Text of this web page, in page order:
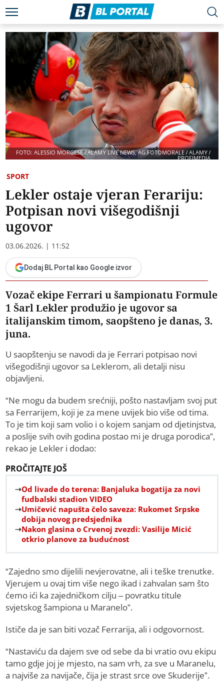
FOTO: ALESSIO MORGESE / ALAMY LIVE NEWS, AG.FOTOMORALE / ALAMY /
PROFIMEDIA
SPORT
Lekler ostaje vjeran Ferariju:
Potpisan novi višegodišnji
ugovor
03.06.2026. | 11:52
Dodaj BL Portal kao Google izvor
Vozač ekipe Ferrari u šampionatu Formule
1 Šarl Lekler produžio je ugovor sa
italijanskim timom, saopšteno je danas, 3.
juna.
U saopštenju se navodi da je Ferrari potpisao novi
višegodišnji ugovor sa Leklerom, ali detalji nisu
objavljeni.
“Ne mogu da budem srećniji, pošto nastavljam svoj put
sa Ferrarijem, koji je za mene uvijek bio više od tima.
To je tim koji sam volio i o kojem sanjam od djetinjstva,
a poslije svih ovih godina postao mi je druga porodica”,
rekao je Lekler i dodao:
PROČITAJTE JOŠ
Od livade do terena: Banjaluka bogatija za novi
fudbalski stadion VIDEO
Umičević napušta čelo saveza: Rukomet Srpske
dobija novog predsjednika
Nakon glasina o Crvenoj zvezdi: Vasilije Micić
otkrio planove za budućnost
“Zajedno smo dijelili nevjerovatne, ali i teške trenutke.
Vjerujem u ovaj tim više nego ikad i zahvalan sam što
ćemo ići ka zajedničkom cilju – povratku titule
svjetskog šampiona u Maranelo”.
Ističe da je san biti vozač Ferrarija, ali i odgovornost.
“Nastaviću da dajem sve od sebe da bi vratio ovu ekipu
tamo gdje joj je mjesto, na sam vrh, za sve u Maranelu,
a najviše za navijače, čija je strast srce ove Skuderije”.